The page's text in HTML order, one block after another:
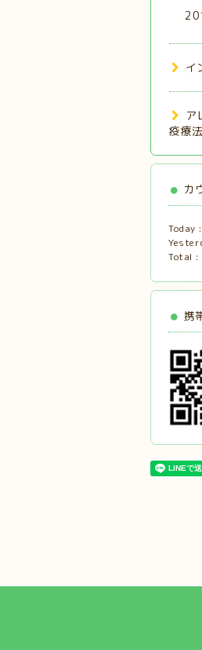
イ
ア
疫療法
カ
Today :
Total :
携